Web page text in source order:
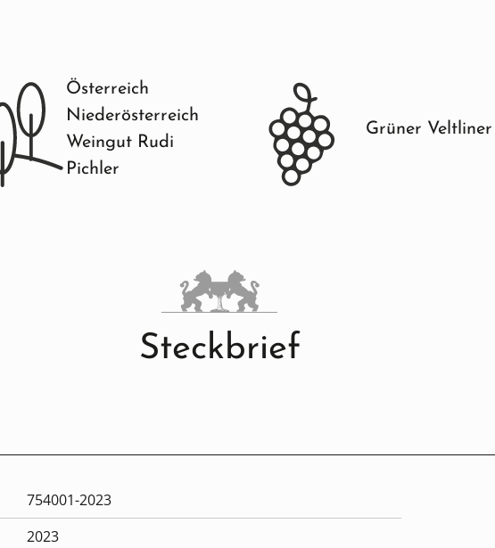
Österreich
Niederösterreich
Weingut Rudi
Pichler
Grüner Veltliner
Steckbrief
754001-2023
2023